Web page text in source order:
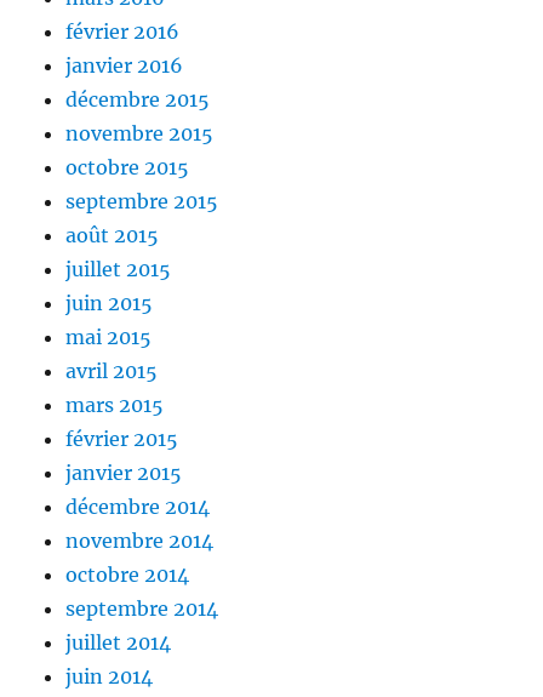
février 2016
janvier 2016
décembre 2015
novembre 2015
octobre 2015
septembre 2015
août 2015
juillet 2015
juin 2015
mai 2015
avril 2015
mars 2015
février 2015
janvier 2015
décembre 2014
novembre 2014
octobre 2014
septembre 2014
juillet 2014
juin 2014